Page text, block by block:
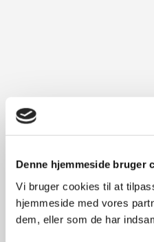
Denne hjemmeside bruger
Vi bruger cookies til at
hjemmeside med vores
dem, eller som de har